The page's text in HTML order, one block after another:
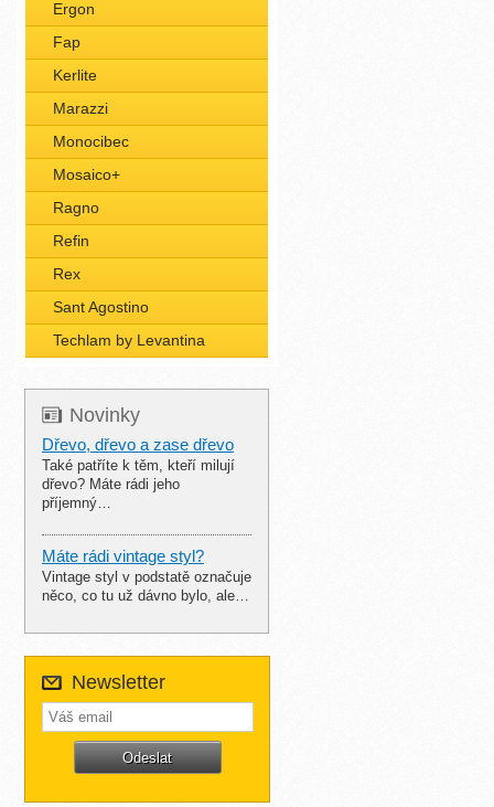
Ergon
Fap
Kerlite
Marazzi
Monocibec
Mosaico+
Ragno
Refin
Rex
Sant Agostino
Techlam by Levantina
Novinky
Dřevo, dřevo a zase dřevo
Také patříte k těm, kteří milují
dřevo? Máte rádi jeho
příjemný…
Máte rádi vintage styl?
Vintage styl v podstatě označuje
něco, co tu už dávno bylo, ale…
Newsletter